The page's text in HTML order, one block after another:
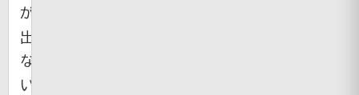
が
出
な
い